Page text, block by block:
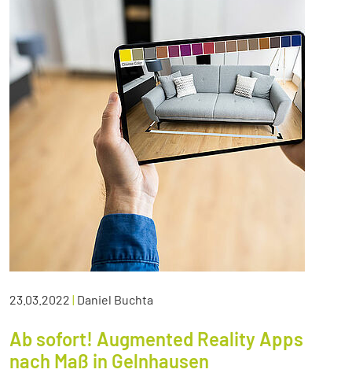
23.03.2022 | Daniel Buchta
Ab sofort! Augmented Reality Apps
nach Maß in Gelnhausen